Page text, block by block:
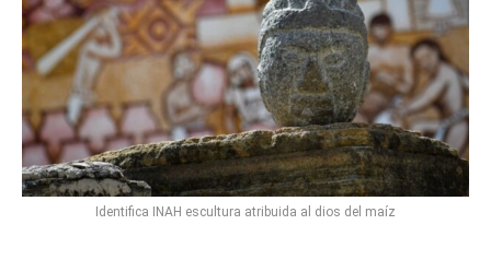
Identifica INAH escultura atribuida al dios del maíz